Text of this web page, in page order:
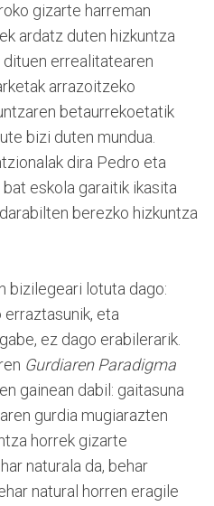
gizarte harreman
ardatz duten hizkuntza
errealitatearen
arrazoitzeko
betaurrekoetatik
bizi duten mundua.
dira Pedro eta
eskola garaitik ikasita
berezko hizkuntza
bizilegeari lotuta dago:
eta
ez dago erabilerarik.
Gurdiaren Paradigma
gainean dabil: gaitasuna
gurdia mugiarazten
horrek gizarte
naturala da, behar
natural horren eragile